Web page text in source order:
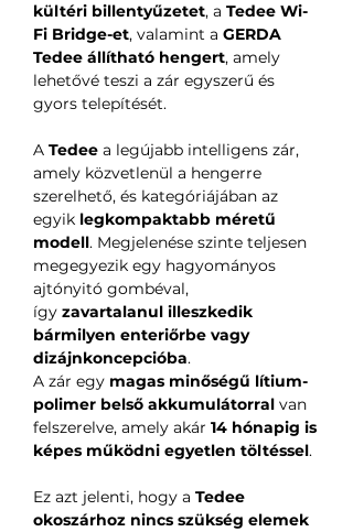
kültéri billentyűzetet, a Tedee Wi-
Fi Bridge-et, valamint a GERDA
Tedee állítható hengert, amely
lehetővé teszi a zár egyszerű és
gyors telepítését.
A Tedee a legújabb intelligens zár,
amely közvetlenül a hengerre
szerelhető, és kategóriájában az
egyik legkompaktabb méretű
modell. Megjelenése szinte teljesen
megegyezik egy hagyományos
ajtónyitó gombéval,
így zavartalanul illeszkedik
bármilyen enteriőrbe vagy
dizájnkoncepcióba.
A zár egy magas minőségű lítium-
polimer belső akkumulátorral van
felszerelve, amely akár 14 hónapig is
képes működni egyetlen töltéssel.
Ez azt jelenti, hogy a Tedee
okoszárhoz nincs szükség elemek